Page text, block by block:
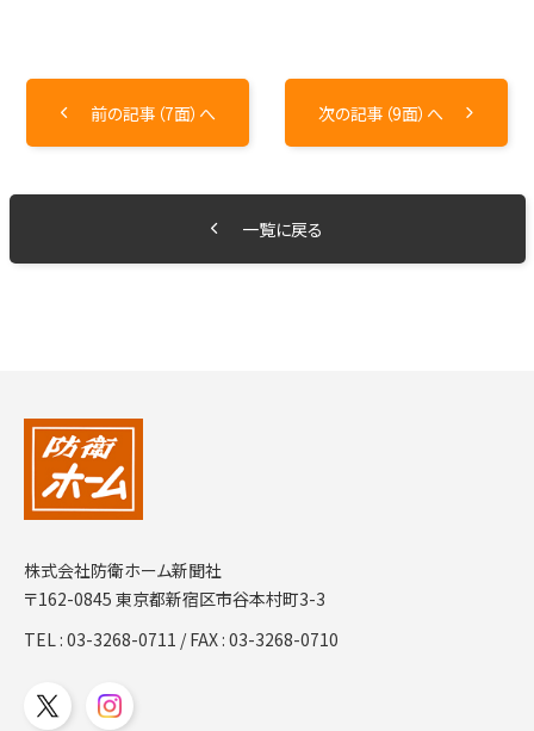
前の記事（7面）へ 次の記事（9面）へ
一覧に戻る
株式会社防衛ホーム新聞社
〒162-0845 東京都新宿区市谷本村町3-3
TEL :03-3268-0711 / FAX : 03-3268-0710